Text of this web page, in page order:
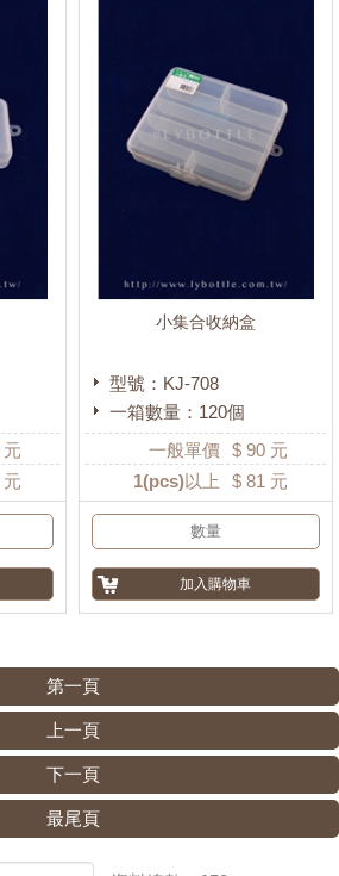
元
元
小集合收納盒
型號：KJ-708
一箱數量：120個
一般單價 $ 90 元
1(pcs)以上 $ 81 元
第一頁
上一頁
下一頁
最尾頁